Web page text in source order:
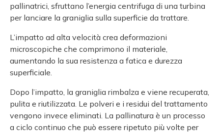
pallinatrici, sfruttano l’energia centrifuga di una turbina
per lanciare la graniglia sulla superficie da trattare.
L’impatto ad alta velocità crea deformazioni
microscopiche che comprimono il materiale,
aumentando la sua resistenza a fatica e durezza
superficiale.
Dopo l’impatto, la graniglia rimbalza e viene recuperata,
pulita e riutilizzata. Le polveri e i residui del trattamento
vengono invece eliminati. La pallinatura è un processo
a ciclo continuo che può essere ripetuto più volte per